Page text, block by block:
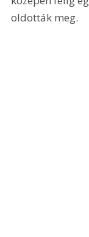
oldották meg.